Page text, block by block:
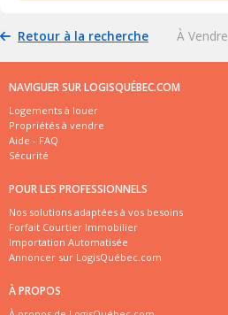
Retour à la recherche À Vendre
NAVIGUER SUR LOGISQUÉBEC.COM
Logements à louer
Propriétés à vendre
Aide - FAQ
Sécurité
POUR LES PROFESSIONNELS
Nos solutions adaptées à vos besoins
Forfait Courtier Immobilier
Importation Automatisée
Annoncer sur LogisQuébec.com
À PROPOS